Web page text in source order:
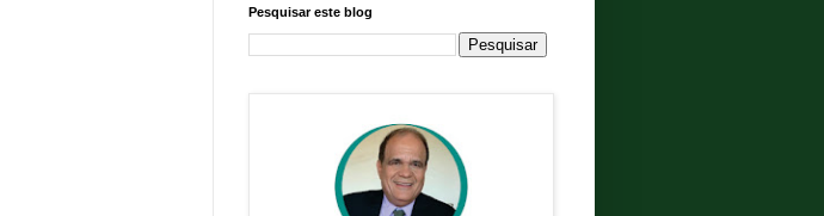
Pesquisar este blog